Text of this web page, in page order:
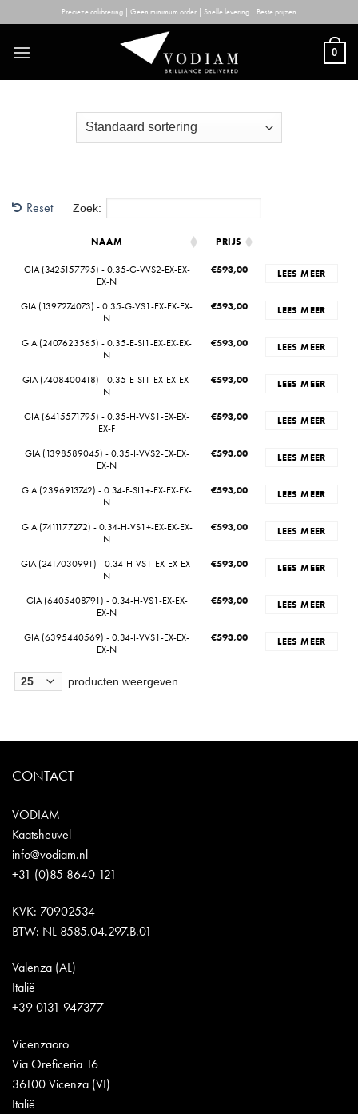
to
content
Precieze calibrering | Geen minimum order | Snelle levering | Beste prijzen
0
Reset Zoek:
NAAM PRIJS
GIA (3425157795) - 0.35-G-VVS2-EX-EX-
EX-N
€593,00 LEES MEER
GIA (1397274073) - 0.35-G-VS1-EX-EX-EX-
N
€593,00 LEES MEER
GIA (2407623565) - 0.35-E-SI1-EX-EX-EX-
N
€593,00 LEES MEER
GIA (7408400418) - 0.35-E-SI1-EX-EX-EX-
N
€593,00 LEES MEER
GIA (6415571795) - 0.35-H-VVS1-EX-EX-
EX-F
€593,00 LEES MEER
GIA (1398589045) - 0.35-I-VVS2-EX-EX-
EX-N
€593,00 LEES MEER
GIA (2396913742) - 0.34-F-SI1+-EX-EX-EX-
N
€593,00 LEES MEER
GIA (7411177272) - 0.34-H-VS1+-EX-EX-EX-
N
€593,00 LEES MEER
GIA (2417030991) - 0.34-H-VS1-EX-EX-EX-
N
€593,00 LEES MEER
GIA (6405408791) - 0.34-H-VS1-EX-EX-
EX-N
€593,00 LEES MEER
GIA (6395440569) - 0.34-I-VVS1-EX-EX-
EX-N
€593,00 LEES MEER
producten weergeven
CONTACT
VODIAM
Kaatsheuvel
info@vodiam.nl
+31 (0)85 8640 121
KVK: 70902534
BTW: NL 8585.04.297.B.01
Valenza (AL)
Italië
+39 0131 947377
Vicenzaoro
Via Oreficeria 16
36100 Vicenza (VI)
Italië